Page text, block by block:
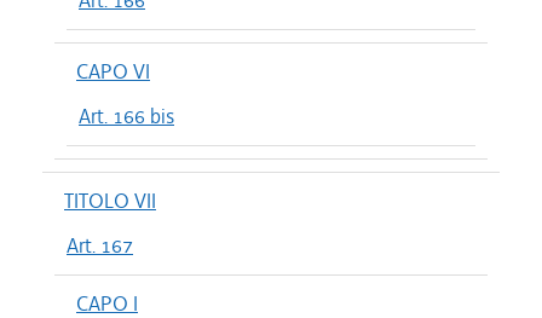
CAPO VI
Art. 166 bis
TITOLO VII
Art. 167
CAPO I